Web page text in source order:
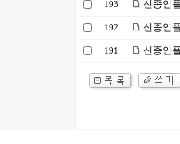
193 신종인
192 신종인
191 신종인